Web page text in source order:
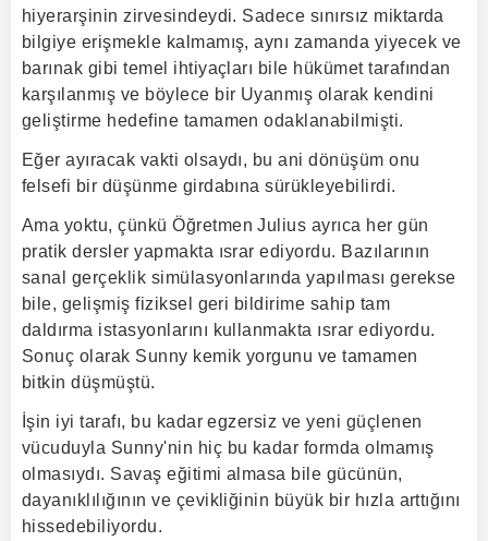
hiyerarşinin zirvesindeydi. Sadece sınırsız miktarda
bilgiye erişmekle kalmamış, aynı zamanda yiyecek ve
barınak gibi temel ihtiyaçları bile hükümet tarafından
karşılanmış ve böylece bir Uyanmış olarak kendini
geliştirme hedefine tamamen odaklanabilmişti.
Eğer ayıracak vakti olsaydı, bu ani dönüşüm onu
felsefi bir düşünme girdabına sürükleyebilirdi.
Ama yoktu, çünkü Öğretmen Julius ayrıca her gün
pratik dersler yapmakta ısrar ediyordu. Bazılarının
sanal gerçeklik simülasyonlarında yapılması gerekse
bile, gelişmiş fiziksel geri bildirime sahip tam
daldırma istasyonlarını kullanmakta ısrar ediyordu.
Sonuç olarak Sunny kemik yorgunu ve tamamen
bitkin düşmüştü.
İşin iyi tarafı, bu kadar egzersiz ve yeni güçlenen
vücuduyla Sunny'nin hiç bu kadar formda olmamış
olmasıydı. Savaş eğitimi almasa bile gücünün,
dayanıklılığının ve çevikliğinin büyük bir hızla arttığını
hissedebiliyordu.